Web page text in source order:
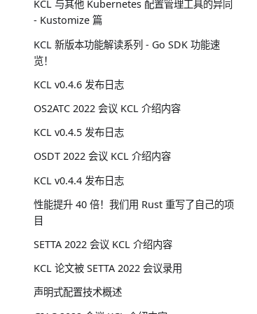
KCL 与其他 Kubernetes 配置管理工具的异同
- Kustomize 篇
KCL 新版本功能解读系列 - Go SDK 功能速
览！
KCL v0.4.6 发布日志
OS2ATC 2022 会议 KCL 介绍内容
KCL v0.4.5 发布日志
OSDT 2022 会议 KCL 介绍内容
KCL v0.4.4 发布日志
性能提升 40 倍！我们用 Rust 重写了自己的项
目
SETTA 2022 会议 KCL 介绍内容
KCL 论文被 SETTA 2022 会议录用
声明式配置技术概述